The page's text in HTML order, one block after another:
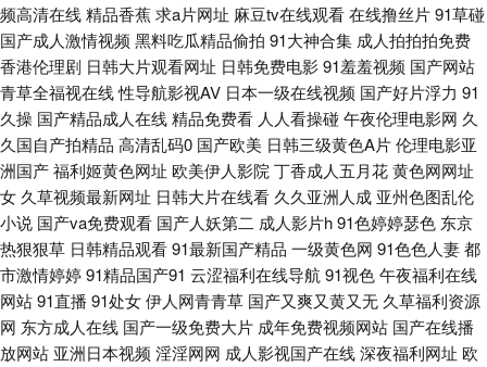
毛片 婷婷久久成人导航 91九色色窝窝 国产视频一 青青草国产97免费观看 亚
洲综合精品 福利中文字幕最新永久 欧美成aⅴ人高清三级 亚州色欧美 被窝 精
品一第一页 日日撸亚洲视频 综合色88一本到鬼色 国产精品拍在线观看 欧美
资源av网 亚洲日韩资源 大地资源中文第三页 免费国产一级特 性色a码一区
二 凹凸国产 经典国产乱子伦 日韩先锋影音中文字幕 最近日本韩 国产人视频
在线观看 秋霞影院一区二 亚洲综合伊人 电影天堂迅雷 免费+国产+日本 午夜
av无码 A片人妖 精品一区二区三区免费 神马影院手机影院在线 91福利视 国
频高清在线精品香蕉求a片网址 麻豆tv在线观看在线撸丝片91草碰
国产成人激情视频 黑料吃瓜精品偷拍 91大神合集 成人拍拍拍免费
香港伦理剧 日韩大片观看网址 日韩免费电影91羞羞视频 国产网站
青草全福视在线性导航影视AV 日本一级在线视频 国产好片浮力 91
久操 国产精品成人在线精品免费看 人人看操碰午夜伦理电影网 久
久国自产拍精品 高清乱码0 国产欧美 日韩三级黄色A片伦理电影亚
洲国产福利姬黄色网址 欧美伊人影院 丁香成人五月花黄色网网址
女 久草视频最新网址 日韩大片在线看 久久亚洲人成 亚州色图乱伦
小说 国产va免费观看 国产人妖第二 成人影片h91色婷婷瑟色 东京
热狠狠草 日韩精品观看91最新国产精品 一级黄色网 91色色人妻都
市激情婷婷91精品国产91 云涩福利在线导航 91视色午夜福利在线
网站91直播 91处女伊人网青青草 国产又爽又黄又无 久草福利资源
网 东方成人在线 国产一级免费大片 成年免费视频网站 国产在线播
放网站 亚洲日本视频 淫淫网网 成人影视国产在线深夜福利网址 欧